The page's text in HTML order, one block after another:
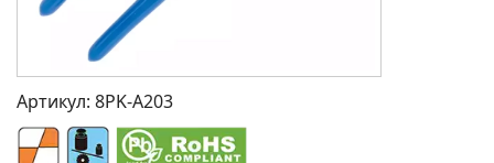
Артикул: 8PK-A203